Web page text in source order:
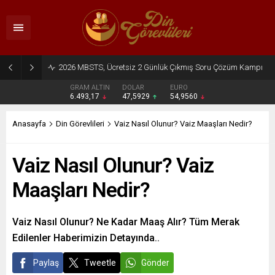
2026 MBSTS, Ücretsiz 2 Günlük Çıkmış Soru Çözüm Kampı
GRAM ALTIN
6.493,17
DOLAR
47,5929
EURO
54,9560
Anasayfa Din Görevlileri Vaiz Nasıl Olunur? Vaiz Maaşları Nedir?
Vaiz Nasıl Olunur? Vaiz
Maaşları Nedir?
Vaiz Nasıl Olunur? Ne Kadar Maaş Alır? Tüm Merak
Edilenler Haberimizin Detayında..
Paylaş Tweetle Gönder